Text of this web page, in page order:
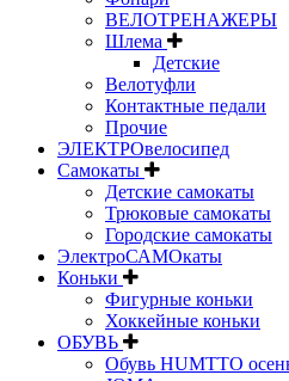
ВЕЛОТРЕНАЖЕРЫ
Шлема
Детские
Велотуфли
Контактные педали
Прочие
ЭЛЕКТРОвелосипед
Самокаты
Детские самокаты
Трюковые самокаты
Городские самокаты
ЭлектроСАМОкаты
Коньки
Фигурные коньки
Хоккейные коньки
ОБУВЬ
Обувь HUMTTO